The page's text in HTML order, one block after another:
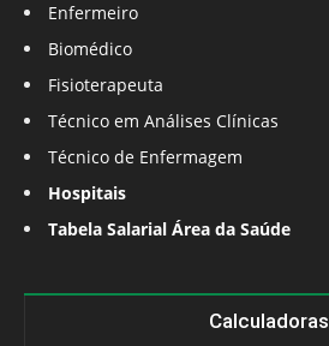
Enfermeiro
Biomédico
Fisioterapeuta
Técnico em Análises Clínicas
Técnico de Enfermagem
Hospitais
Tabela Salarial Área da Saúde
Calculadoras